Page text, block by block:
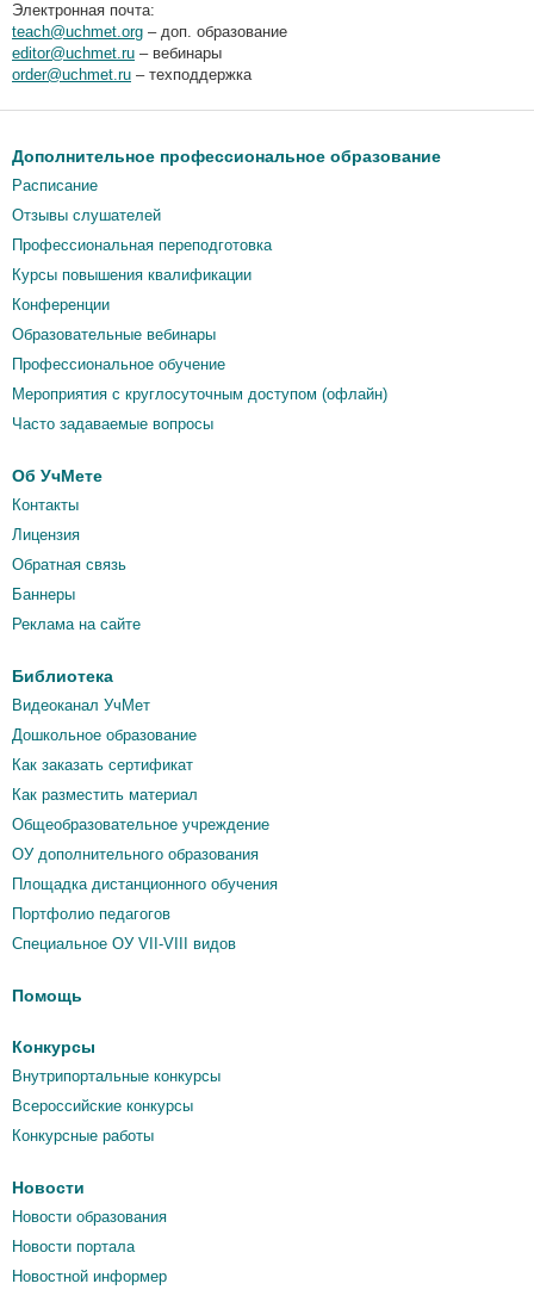
Электронная почта:
teach@uchmet.org – доп. образование
editor@uchmet.ru – вебинары
order@uchmet.ru – техподдержка
Дополнительное профессиональное образование
Расписание
Отзывы слушателей
Профессиональная переподготовка
Курсы повышения квалификации
Конференции
Образовательные вебинары
Профессиональное обучение
Мероприятия c круглосуточным доступом (офлайн)
Часто задаваемые вопросы
Об УчМете
Контакты
Лицензия
Обратная связь
Баннеры
Реклама на сайте
Библиотека
Видеоканал УчМет
Дошкольное образование
Как заказать сертификат
Как разместить материал
Общеобразовательное учреждение
ОУ дополнительного образования
Площадка дистанционного обучения
Портфолио педагогов
Специальное ОУ VII-VIII видов
Помощь
Конкурсы
Внутрипортальные конкурсы
Всероссийские конкурсы
Конкурсные работы
Новости
Новости образования
Новости портала
Новостной информер